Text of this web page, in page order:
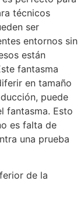
técnicos
ser
entornos sin
están
fantasma
en tamaño
puede
fantasma. Esto
es falta de
una prueba
de la